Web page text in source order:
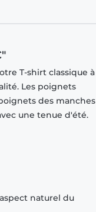
T-shirt classique à
Les poignets
des manches
une tenue d'été.
naturel du